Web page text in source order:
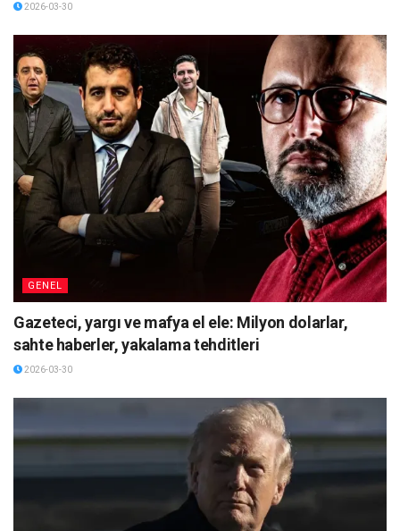
2026-03-30
GENEL
Gazeteci, yargı ve mafya el ele: Milyon dolarlar,
sahte haberler, yakalama tehditleri
2026-03-30